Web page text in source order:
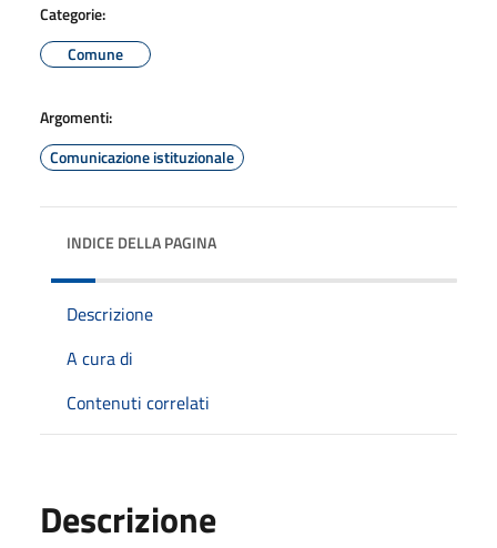
Categorie:
Comune
Argomenti:
Comunicazione istituzionale
INDICE DELLA PAGINA
Descrizione
A cura di
Contenuti correlati
Descrizione